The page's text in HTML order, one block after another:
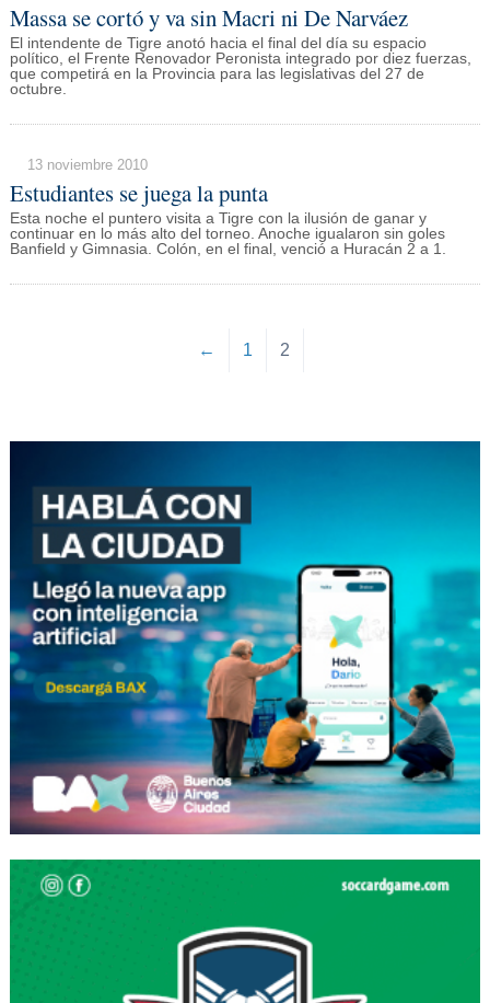
Massa se cortó y va sin Macri ni De Narváez
El intendente de Tigre anotó hacia el final del día su espacio
político, el Frente Renovador Peronista integrado por diez fuerzas,
que competirá en la Provincia para las legislativas del 27 de
octubre.
13 noviembre 2010
Estudiantes se juega la punta
Esta noche el puntero visita a Tigre con la ilusión de ganar y
continuar en lo más alto del torneo. Anoche igualaron sin goles
Banfield y Gimnasia. Colón, en el final, venció a Huracán 2 a 1.
← 1 2